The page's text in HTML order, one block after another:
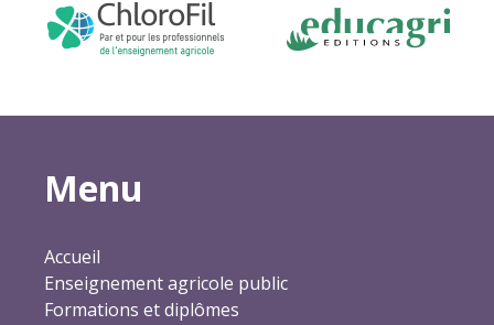
Menu
Accueil
Enseignement agricole public
Formations et diplômes